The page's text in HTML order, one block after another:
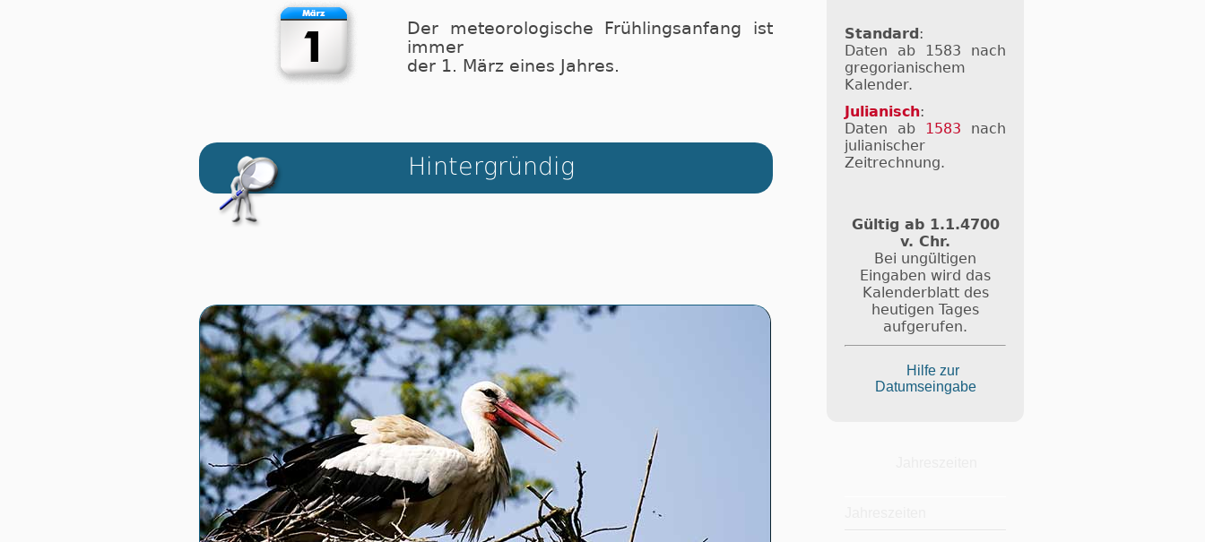
Der meteorologische Frühlingsanfang ist
immer
der 1. März eines Jahres.
Hintergründig
Standard:
Daten ab 1583 nach
gregorianischem
Kalender.
Julianisch:
Daten ab 1583 nach
julianischer
Zeitrechnung.
Gültig ab 1.1.4700
v. Chr.
Bei ungültigen
Eingaben wird das
Kalenderblatt des
heutigen Tages
aufgerufen.
Hilfe zur
Datumseingabe